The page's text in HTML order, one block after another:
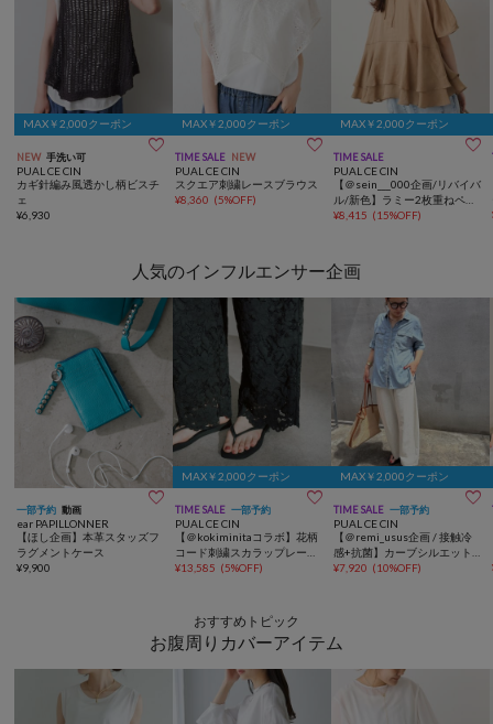
MAX￥2,000クーポン
NEW 手洗い可 
PUAL CE CIN
カギ針編み風透かし柄ビスチ
ェ
¥6,930
MAX￥2,000クーポン
TIME SALE NEW 
PUAL CE CIN
スクエア刺繍レースブラウス
¥8,360 (5%OFF)
MAX￥2,000クーポン
TIME SALE 
PUAL CE CIN
【＠sein___000企画/リバイバ
ル/新色】ラミー2枚重ねペプ
ラムブラウス
¥8,415 (15%OFF)
人気のインフルエンサー企画
一部予約 動画 
ear PAPILLONNER
【ほし企画】本革スタッズフ
ラグメントケース
¥9,900
MAX￥2,000クーポン
TIME SALE 一部予約 
PUAL CE CIN
【＠kokiminitaコラボ】花柄
コード刺繍スカラップレース
パンツ
¥13,585 (5%OFF)
MAX￥2,000クーポン
TIME SALE 一部予約 
PUAL CE CIN
【＠remi_usus企画 / 接触冷
感+抗菌】カーブシルエット
カットソーパンツ
¥7,920 (10%OFF)
おすすめトピック
お腹周りカバーアイテム